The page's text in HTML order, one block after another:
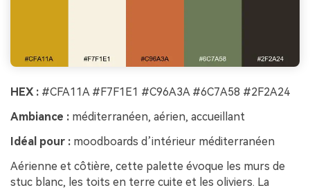
HEX : #CFA11A #F7F1E1 #C96A3A #6C7A58 #2F2A24
Ambiance : méditerranéen, aérien, accueillant
Idéal pour : moodboards d’intérieur méditerranéen
Aérienne et côtière, cette palette évoque les murs de
stuc blanc, les toits en terre cuite et les oliviers. La